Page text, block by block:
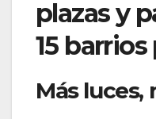
plazas y
15
Más luces,